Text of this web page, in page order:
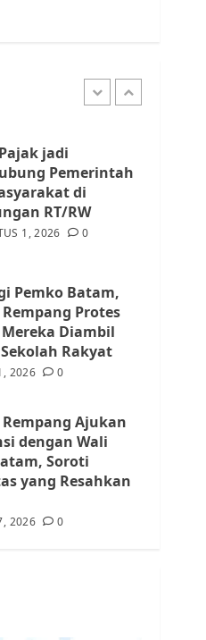
1, 2026
jadi
Pemerintah
di
RT/RW
1, 2026 0
Pemko Batam,
Protes
Diambil
Rakyat
2026 0
Ajukan
dengan Wali
Soroti
yang Resahkan
2026 0